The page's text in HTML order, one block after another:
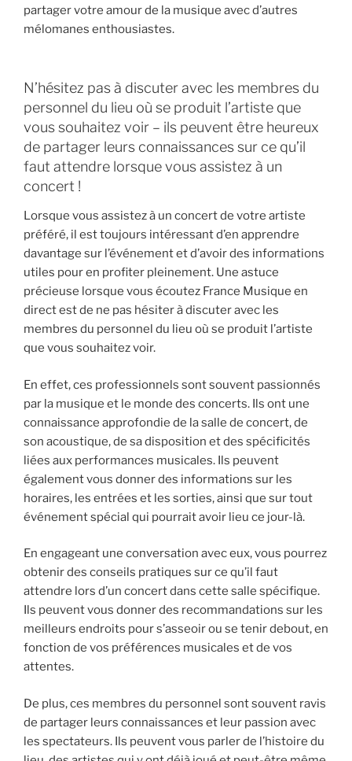
partager votre amour de la musique avec d’autres
mélomanes enthousiastes.
N’hésitez pas à discuter avec les membres du
personnel du lieu où se produit l’artiste que
vous souhaitez voir – ils peuvent être heureux
de partager leurs connaissances sur ce qu’il
faut attendre lorsque vous assistez à un
concert !
Lorsque vous assistez à un concert de votre artiste
préféré, il est toujours intéressant d’en apprendre
davantage sur l’événement et d’avoir des informations
utiles pour en profiter pleinement. Une astuce
précieuse lorsque vous écoutez France Musique en
direct est de ne pas hésiter à discuter avec les
membres du personnel du lieu où se produit l’artiste
que vous souhaitez voir.
En effet, ces professionnels sont souvent passionnés
par la musique et le monde des concerts. Ils ont une
connaissance approfondie de la salle de concert, de
son acoustique, de sa disposition et des spécificités
liées aux performances musicales. Ils peuvent
également vous donner des informations sur les
horaires, les entrées et les sorties, ainsi que sur tout
événement spécial qui pourrait avoir lieu ce jour-là.
En engageant une conversation avec eux, vous pourrez
obtenir des conseils pratiques sur ce qu’il faut
attendre lors d’un concert dans cette salle spécifique.
Ils peuvent vous donner des recommandations sur les
meilleurs endroits pour s’asseoir ou se tenir debout, en
fonction de vos préférences musicales et de vos
attentes.
De plus, ces membres du personnel sont souvent ravis
de partager leurs connaissances et leur passion avec
les spectateurs. Ils peuvent vous parler de l’histoire du